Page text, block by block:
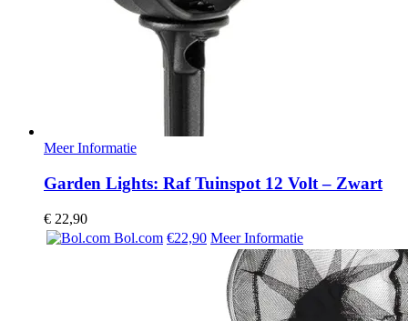
Meer Informatie
Garden Lights: Raf Tuinspot 12 Volt – Zwart
€ 22,90
Bol.com €22,90 Meer Informatie